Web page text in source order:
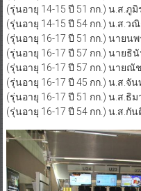
(รุ่นอายุ 14-15 ปี 51 กก.) น.ส.ภูมิ
(รุ่นอายุ 14-15 ปี 54 กก.) น.ส.ว
(รุ่นอายุ 16-17 ปี 51 กก.) นายน
(รุ่นอายุ 16-17 ปี 57 กก.) นายธิ
(รุ่นอายุ 16-17 ปี 57 กก.) นายณั
(รุ่นอายุ 16-17 ปี 45 กก.) น.ส.จั
(รุ่นอายุ 16-17 ปี 51 กก.) น.ส.ธิ
(รุ่นอายุ 16-17 ปี 54 กก.) น.ส.กั